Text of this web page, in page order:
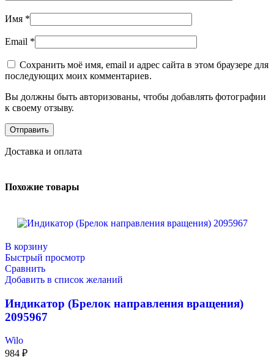
Имя *
Email *
Сохранить моё имя, email и адрес сайта в этом браузере для
последующих моих комментариев.
Вы должны быть авторизованы, чтобы добавлять фотографии
к своему отзыву.
Доставка и оплата
Похожие товары
В корзину
Быстрый просмотр
Сравнить
Добавить в список желаний
Индикатор (Брелок направления вращения)
2095967
Wilo
984 ₽